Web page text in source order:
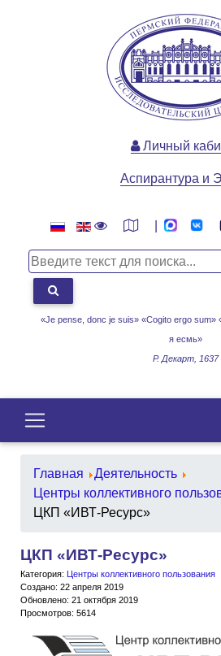
«Je pense, donc je suis» «Cogito ergo sum»
я есмь»
Р. Декарт, 1637
Личный
Аспирантура и
Главная
Деятельность
Центры коллективного
ЦКП «ИВТ-Ресурс»
ЦКП «ИВТ-Ресурс»
Категория: Центры коллективного пользования
Создано: 22 апреля 2019
Обновлено: 21 октября 2019
Просмотров: 5614